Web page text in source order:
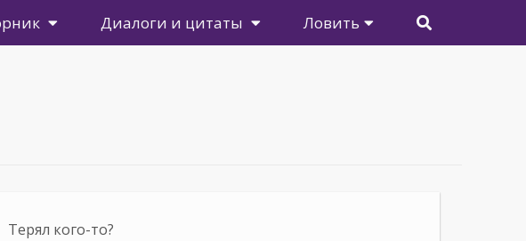
Диалоги и цитаты Ловить
Терял кого-то?